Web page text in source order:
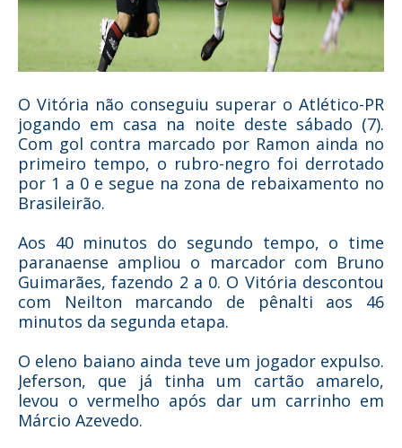
O Vitória não conseguiu superar o Atlético-PR
jogando em casa na noite deste sábado (7).
Com gol contra marcado por Ramon ainda no
primeiro tempo, o rubro-negro foi derrotado
por 1 a 0 e segue na zona de rebaixamento no
Brasileirão.
Aos 40 minutos do segundo tempo, o time
paranaense ampliou o marcador com Bruno
Guimarães, fazendo 2 a 0. O Vitória descontou
com Neilton marcando de pênalti aos 46
minutos da segunda etapa.
O eleno baiano ainda teve um jogador expulso.
Jeferson, que já tinha um cartão amarelo,
levou o vermelho após dar um carrinho em
Márcio Azevedo.